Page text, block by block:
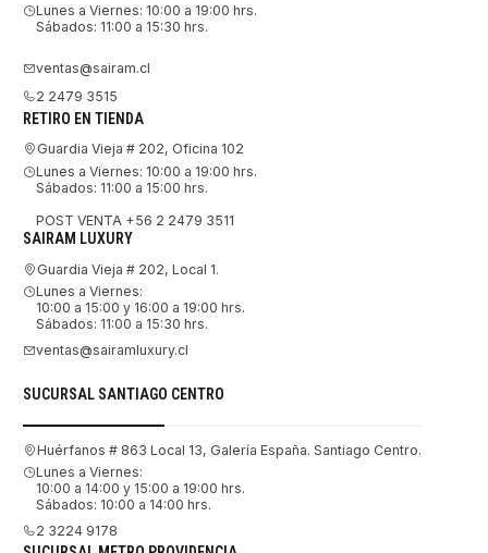
Lunes a Viernes: 10:00 a 19:00 hrs.
Sábados: 11:00 a 15:30 hrs.
ventas@sairam.cl
2 2479 3515
RETIRO EN TIENDA
Guardia Vieja # 202, Oficina 102
Lunes a Viernes: 10:00 a 19:00 hrs.
Sábados: 11:00 a 15:00 hrs.
POST VENTA +56 2 2479 3511
SAIRAM LUXURY
Guardia Vieja # 202, Local 1.
Lunes a Viernes:
10:00 a 15:00 y 16:00 a 19:00 hrs.
Sábados: 11:00 a 15:30 hrs.
ventas@sairamluxury.cl
SUCURSAL SANTIAGO CENTRO
Huérfanos # 863 Local 13, Galería España. Santiago Centro.
Lunes a Viernes:
10:00 a 14:00 y 15:00 a 19:00 hrs.
Sábados: 10:00 a 14:00 hrs.
2 3224 9178